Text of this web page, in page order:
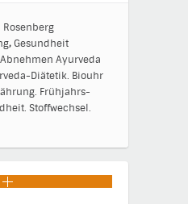
Rosenberg
, Gesundheit
Abnehmen Ayurveda
Diätetik. Biouhr
Frühjahrs-
Stoffwechsel.